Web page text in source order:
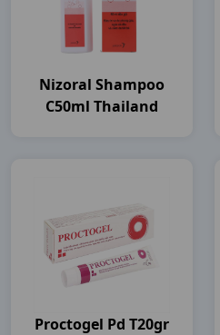
Nizoral Shampoo
C50ml Thailand
Proctogel Pd T20gr